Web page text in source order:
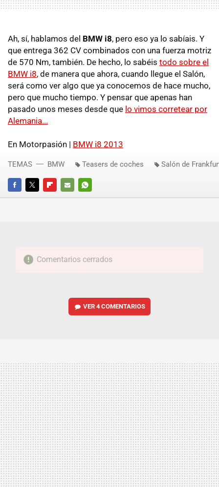
Ah, sí, hablamos del BMW i8, pero eso ya lo sabíais. Y
que entrega 362 CV combinados con una fuerza motriz
de 570 Nm, también. De hecho, lo sabéis todo sobre el
BMW i8, de manera que ahora, cuando llegue el Salón,
será como ver algo que ya conocemos de hace mucho,
pero que mucho tiempo. Y pensar que apenas han
pasado unos meses desde que lo vimos corretear por
Alemania...
En Motorpasión | BMW i8 2013
FACEBOOKTWITTERFLIPBOARD
E-
WHATSAPP
TEMAS BMW Teasers de coches Salón de
Comentarios cerrados
VER4 COMENTARIOS